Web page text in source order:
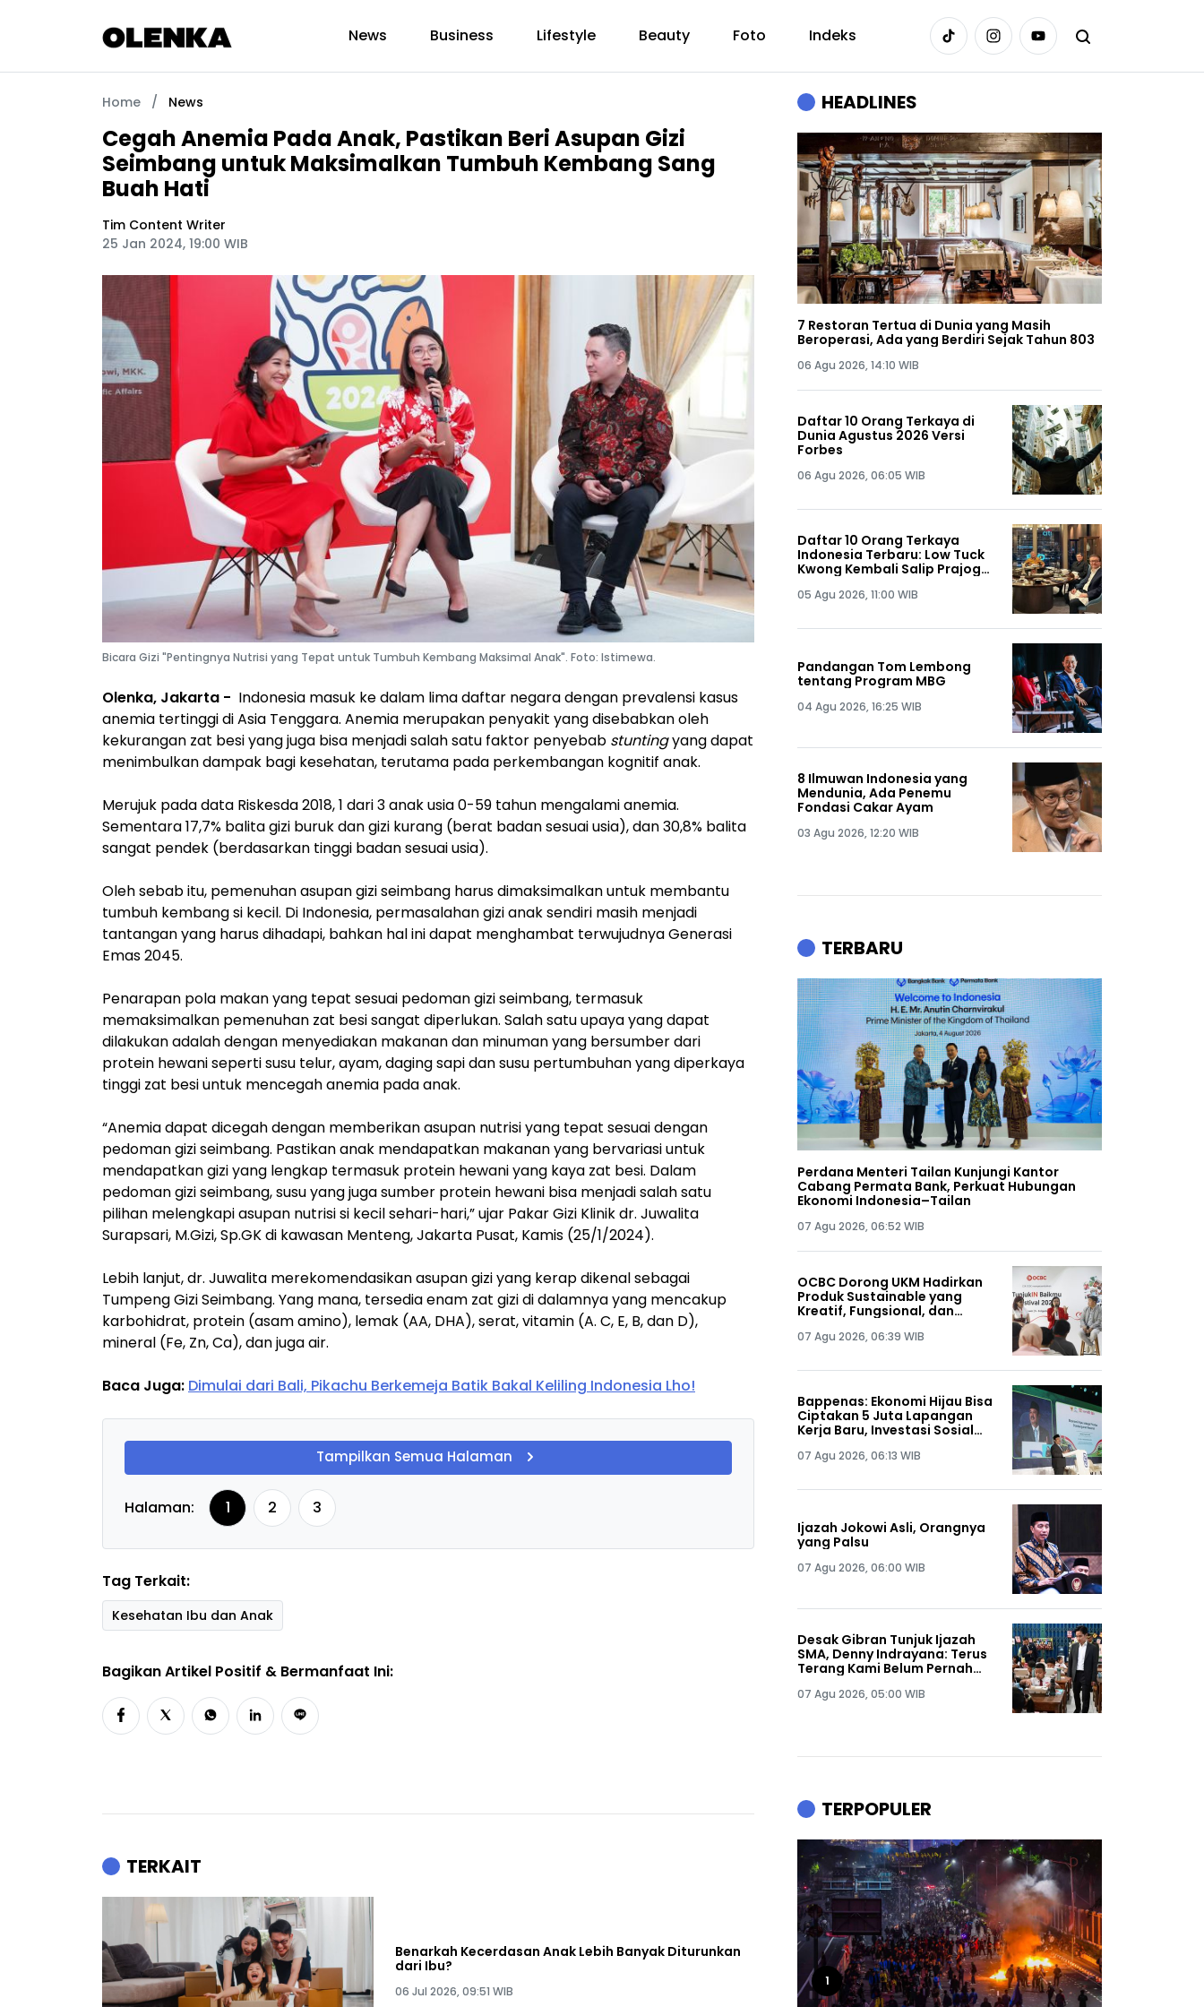
News Business Lifestyle Beauty Foto Indeks
Home / News
Cegah Anemia Pada Anak, Pastikan Beri Asupan Gizi
Seimbang untuk Maksimalkan Tumbuh Kembang Sang
Buah Hati
Tim Content Writer
25 Jan 2024, 19:00 WIB
Bicara Gizi "Pentingnya Nutrisi yang Tepat untuk Tumbuh Kembang Maksimal Anak". Foto: Istimewa.
Olenka, Jakarta - Indonesia masuk ke dalam lima daftar negara dengan prevalensi kasus
anemia tertinggi di Asia Tenggara. Anemia merupakan penyakit yang disebabkan oleh
kekurangan zat besi yang juga bisa menjadi salah satu faktor penyebab stuntingyang dapat
menimbulkan dampak bagi kesehatan, terutama pada perkembangan kognitif anak.
Merujuk pada data Riskesda 2018, 1 dari 3 anak usia 0-59 tahun mengalami anemia.
Sementara 17,7% balita gizi buruk dan gizi kurang (berat badan sesuai usia), dan 30,8% balita
sangat pendek (berdasarkan tinggi badan sesuai usia).
Oleh sebab itu, pemenuhan asupan gizi seimbang harus dimaksimalkan untuk membantu
tumbuh kembang si kecil. Di Indonesia, permasalahan gizi anak sendiri masih menjadi
tantangan yang harus dihadapi, bahkan hal ini dapat menghambat terwujudnya Generasi
Emas 2045.
Penarapan pola makan yang tepat sesuai pedoman gizi seimbang, termasuk
memaksimalkan pemenuhan zat besi sangat diperlukan. Salah satu upaya yang dapat
dilakukan adalah dengan menyediakan makanan dan minuman yang bersumber dari
protein hewani seperti susu telur, ayam, daging sapi dan susu pertumbuhan yang diperkaya
tinggi zat besi untuk mencegah anemia pada anak.
“Anemia dapat dicegah dengan memberikan asupan nutrisi yang tepat sesuai dengan
pedoman gizi seimbang. Pastikan anak mendapatkan makanan yang bervariasi untuk
mendapatkan gizi yang lengkap termasuk protein hewani yang kaya zat besi. Dalam
pedoman gizi seimbang, susu yang juga sumber protein hewani bisa menjadi salah satu
pilihan melengkapi asupan nutrisi si kecil sehari-hari,” ujar Pakar Gizi Klinik dr. Juwalita
Surapsari, M.Gizi, Sp.GK di kawasan Menteng, Jakarta Pusat, Kamis (25/1/2024).
Lebih lanjut, dr. Juwalita merekomendasikan asupan gizi yang kerap dikenal sebagai
Tumpeng Gizi Seimbang. Yang mana, tersedia enam zat gizi di dalamnya yang mencakup
karbohidrat, protein (asam amino), lemak (AA, DHA), serat, vitamin (A. C, E, B, dan D),
mineral (Fe, Zn, Ca), dan juga air.
Baca Juga: Dimulai dari Bali, Pikachu Berkemeja Batik Bakal Keliling Indonesia Lho!
Tampilkan Semua Halaman
Halaman: 1 2 3
Tag Terkait:
Kesehatan Ibu dan Anak
Bagikan Artikel Positif & Bermanfaat Ini:
TERKAIT
Benarkah Kecerdasan Anak Lebih Banyak Diturunkan
dari Ibu?
06 Jul 2026, 09:51 WIB
HEADLINES
7 Restoran Tertua di Dunia yang Masih
Beroperasi, Ada yang Berdiri Sejak Tahun 803
06 Agu 2026, 14:10 WIB
Daftar 10 Orang Terkaya di
Dunia Agustus 2026 Versi
Forbes
06 Agu 2026, 06:05 WIB
Daftar 10 Orang Terkaya
Indonesia Terbaru: Low Tuck
Kwong Kembali Salip Prajogo
05 Agu 2026, 11:00 WIB
Pandangan Tom Lembong
tentang Program MBG
04 Agu 2026, 16:25 WIB
8 Ilmuwan Indonesia yang
Mendunia, Ada Penemu
Fondasi Cakar Ayam
03 Agu 2026, 12:20 WIB
TERBARU
Perdana Menteri Tailan Kunjungi Kantor
Cabang Permata Bank, Perkuat Hubungan
Ekonomi Indonesia–Tailan
07 Agu 2026, 06:52 WIB
OCBC Dorong UKM Hadirkan
Produk Sustainable yang
Kreatif, Fungsional, dan
RISE
07 Agu 2026, 06:39 WIB
Bappenas: Ekonomi Hijau Bisa
Ciptakan 5 Juta Lapangan
Kerja Baru, Investasi Sosial
07 Agu 2026, 06:13 WIB
Ijazah Jokowi Asli, Orangnya
yang Palsu
07 Agu 2026, 06:00 WIB
Desak Gibran Tunjuk Ijazah
SMA, Denny Indrayana: Terus
Terang Kami Belum Pernah
07 Agu 2026, 05:00 WIB
TERPOPULER
1